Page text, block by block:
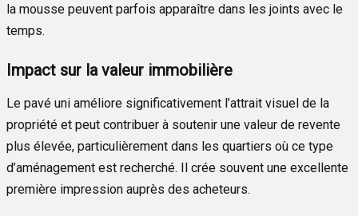
la mousse peuvent parfois apparaître dans les joints avec le
temps.
Impact sur la valeur immobilière
Le pavé uni améliore significativement l’attrait visuel de la
propriété et peut contribuer à soutenir une valeur de revente
plus élevée, particulièrement dans les quartiers où ce type
d’aménagement est recherché. Il crée souvent une excellente
première impression auprès des acheteurs.